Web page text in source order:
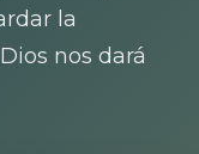
la
nos dará